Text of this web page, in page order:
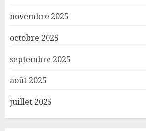
novembre 2025
octobre 2025
septembre 2025
août 2025
juillet 2025